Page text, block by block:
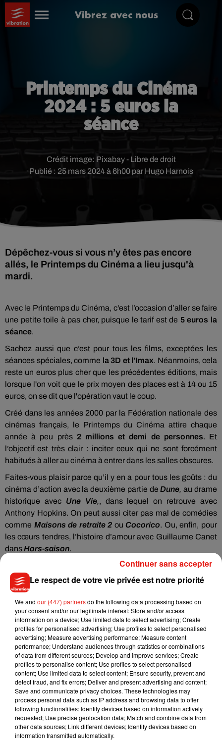
Vibrez avec nous
Printemps du Cinéma
2024 : 5 euros la
séance
Publié : 25 mars 2024 à 6h00 par Hugo Harnois
Crédit image: Pixabay - Libre de droit
Dépêchez-vous si vous n’y êtes pas encore
allés, le Printemps du Cinéma a lieu jusqu'à
mardi.
Avec le Printemps du Cinéma, c'est l’occasion d’aller se faire
une petite toile à pas cher, puisque le tarif est de 5 euros la
séance.
Sachez aussi que c’est pour tous les films, exceptées les
séances spéciales, comme la 3D et l’Imax. Néanmoins, cela
reste un euros plus cher que les précédentes éditions, mais
lorsque l'on voit que le prix moyen des places est à 14 ou 15
euros, on se dit que l'opération vaut le coup.
Créé dans les années 2000 par la Fédération nationale des
cinémas français, le Printemps du Cinéma attire chaque
année à peu près 2 millions et demi de personnes. Et
l’objectif est très clair : inciter ceux qui ne sont forcément
habitués à aller au cinéma à entrer dans les salles obscures.
Faites-vous plaisir parce qu’il y en a pour tous les goûts : du
cinéma d’action avec la deuxième partie deDune,au drame
historique avec Une Vie,, dans lequel on retrouve avec
Anthony Hopkins. On peut aussi citer pas mal de comédies
comme Maisons de retraite 2 ou Cocorico. Ou, enfin, pour
les cœurs tendres, l’histoire d’amour avec Guillaume Canet
dansHors-saison.
Musique
7 août 2026
Julien Lieb s’essaye à la vie de chatelain
dans son nouveau clip
7 août 2026
Madonna sort enfin le remix de « Love
Sensation » avec Kylie Minogue
Le respect de votre vie privée est notre priorité
We and our (447) partnersdo the following data processing based on
your consent and/or our legitimate interest: Store and/or access
information on a device; Use limited data to select advertising; Create
profiles for personalised advertising; Use profiles to select personalised
advertising; Measure advertising performance; Measure content
performance; Understand audiences through statistics or combinations
of data from different sources; Develop and improve services; Create
profiles to personalise content; Use profiles to select personalised
content; Use limited data to select content; Ensure security, prevent and
detect fraud, and fix errors; Deliver and present advertising and content;
Save and communicate privacy choices. These technologies may
process personal data such as IP address and browsing data to offer
following functionalities: Identify devices based on information actively
requested; Use precise geolocation data; Match and combine data from
other data sources; Link different devices; Identify devices based on
information transmitted automatically.
Continuer sans accepter